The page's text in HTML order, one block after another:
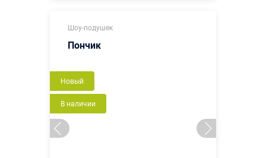
Шоу-подушек
Пончик
Новый
В наличии